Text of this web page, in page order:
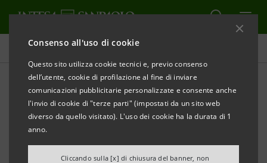
Consenso all'uso di cookie
Questo sito utilizza cookie tecnici e, previo consenso
dell’utente, cookie di profilazione al fine di inviare
comunicazioni pubblicitarie personalizzate e consente anche
l'invio di cookie di "terze parti" (impostati da un sito web
diverso da quello visitato). L'uso dei cookie ha la durata di 1
anno.
Cliccando sulla [x] di chiusura del banner, non
Tutte le news
Intesa Sanpaolo con SACE
nell’accordo da $1mld con
Saudi Electricity Company